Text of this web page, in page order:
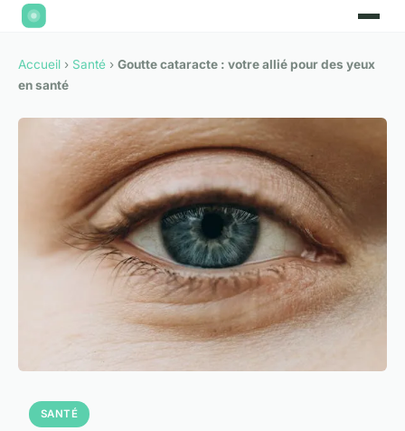
Accueil › Santé › Goutte cataracte : votre allié pour des yeux
en santé
SANTÉ